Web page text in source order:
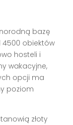
bazę
obiektów
hosteli i
wakacyjne,
opcji ma
poziom
złoty